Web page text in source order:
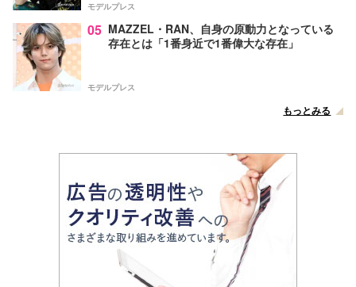
モデルプレス
05 MAZZEL・RAN、自身の原動力となっている
存在とは「1番身近で1番偉大な存在」
モデルプレス
もっとみる